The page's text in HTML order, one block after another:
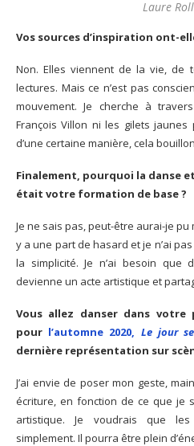
Laure
Vos sources d’inspiration ont-
Non. Elles viennent de la vie, de
lectures. Mais ce n’est pas
mouvement. Je cherche à
François Villon ni les gilets jaunes
d’une certaine manière, cela
Finalement, pourquoi la danse
était votre formation de base ?
Je ne sais pas, peut-être aurai-je pu
y a une part de hasard et je n’ai
la simplicité. Je n’ai besoin que
devienne un acte artistique et
Vous allez danser dans votre
pour l’automne 2020, Le jour
dernière représentation sur
J’ai envie de poser mon geste,
écriture, en fonction de ce que je
artistique. Je voudrais que
simplement. Il pourra être plein